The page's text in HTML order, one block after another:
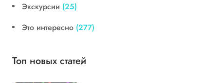
Экскурсии (25)
Это интересно (277)
Топ новых статей